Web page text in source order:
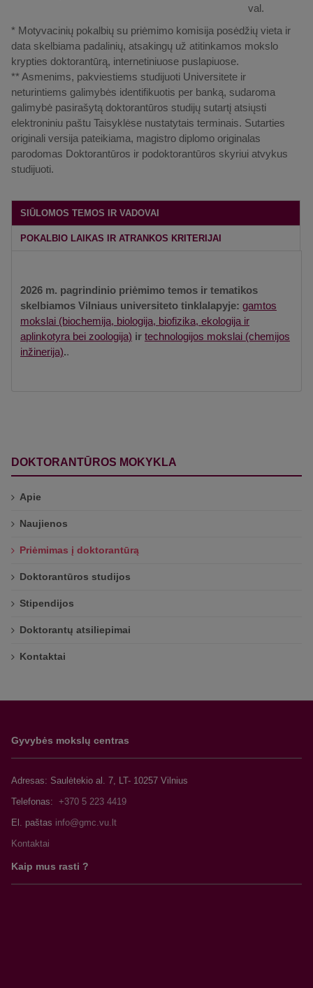
val.
* Motyvacinių pokalbių su priėmimo komisija posėdžių vieta ir
data skelbiama padalinių, atsakingų už atitinkamos mokslo
krypties doktorantūrą, internetiniuose puslapiuose.
** Asmenims, pakviestiems studijuoti Universitete ir
neturintiems galimybės identifikuotis per banką, sudaroma
galimybė pasirašytą doktorantūros studijų sutartį atsiųsti
elektroniniu paštu Taisyklėse nustatytais terminais. Sutarties
originali versija pateikiama, magistro diplomo originalas
parodomas Doktorantūros ir podoktorantūros skyriui atvykus
studijuoti.
SIŪLOMOS TEMOS IR VADOVAI
POKALBIO LAIKAS IR ATRANKOS KRITERIJAI
2026 m. pagrindinio priėmimo temos ir tematikos
skelbiamos Vilniaus universiteto tinklalapyje: gamtos
mokslai (biochemija, biologija, biofizika, ekologija ir
aplinkotyra bei zoologija) ir technologijos mokslai (chemijos
inžinerija)..
DOKTORANTŪROS MOKYKLA
Apie
Naujienos
Priėmimas į doktorantūrą
Doktorantūros studijos
Stipendijos
Doktorantų atsiliepimai
Kontaktai
Gyvybės mokslų centras
Adresas: Saulėtekio al. 7, LT- 10257 Vilnius
Telefonas: +370 5 223 4419
El. paštas
Kontaktai
Kaip mus rasti ?